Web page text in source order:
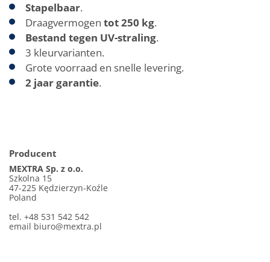
Stapelbaar.
Draagvermogen tot 250 kg.
Bestand tegen UV-straling.
3 kleurvarianten.
Grote voorraad en snelle levering.
2 jaar garantie.
Producent
MEXTRA Sp. z o.o.
Szkolna 15
47-225 Kędzierzyn-Koźle
Poland
tel. +48 531 542 542
email biuro@mextra.pl